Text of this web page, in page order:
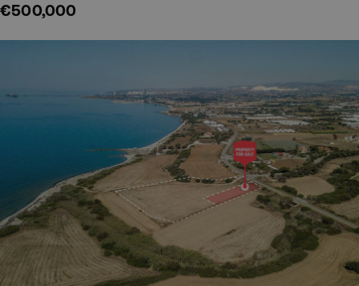
€500,000